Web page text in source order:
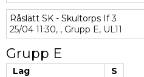
Råslätt SK - Skultorps If 3
25/04 11:30, , Grupp E, UL11
Grupp E
Lag
S